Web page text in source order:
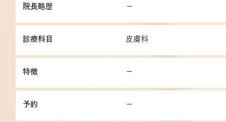
院長略歴 －
診療科目 皮膚科
特徴 －
予約 －